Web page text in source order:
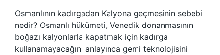
Osmanlının kadırgadan Kalyona geçmesinin sebebi
nedir? Osmanlı hükümeti, Venedik donanmasının
boğazı kalyonlarla kapatmak için kadırga
kullanamayacağını anlayınca gemi teknolojisini